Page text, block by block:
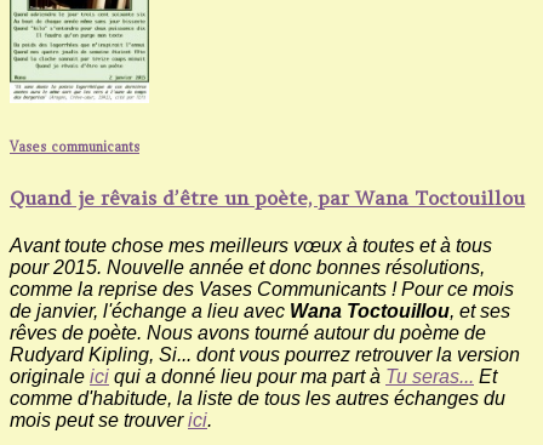
Vases communicants
Quand je rêvais d’être un poète, par Wana Toctouillou
Avant toute chose mes meilleurs vœux à toutes et à tous
pour 2015. Nouvelle année et donc bonnes résolutions,
comme la reprise des Vases Communicants ! Pour ce mois
de janvier, l'échange a lieu avec Wana Toctouillou, et ses
rêves de poète. Nous avons tourné autour du poème de
Rudyard Kipling, Si... dont vous pourrez retrouver la version
originale ici qui a donné lieu pour ma part à Tu seras... Et
comme d'habitude, la liste de tous les autres échanges du
mois peut se trouverici.